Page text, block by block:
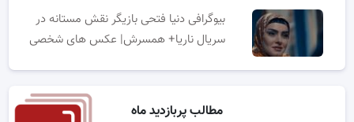
بیوگرافی دنیا فتحی بازیگر نقش مستانه در
سریال ناریا+ همسرش| عکس های شخصی
مطالب پربازدید ماه